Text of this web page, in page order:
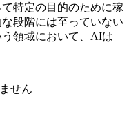
特定の目的のために稼
段階には至っていない
領域において、AIは
せん